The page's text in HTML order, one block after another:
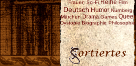
Frauen Sci-Fi Reihe Film
Deutsch Humor Nürnberg
Märchen Drama Games Queer
Dystopie Biographie Philosophie